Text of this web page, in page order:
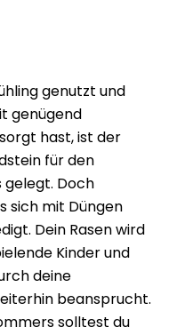
genutzt und
genügend
hast, ist der
für den
Doch
sich mit Düngen
Dein Rasen wird
Kinder und
deine
beansprucht.
solltest du